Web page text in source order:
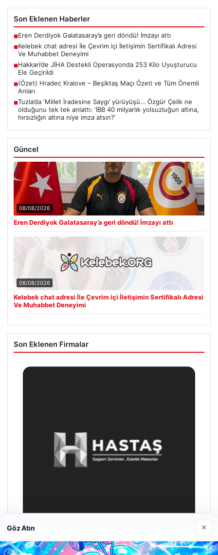
Son Eklenen Haberler
■Eren Derdiyok Galatasaray’a geri döndü! İmzayı attı
■Kelebek chat adresi İle Çevrim içi İletişimin Sertifikalı Adresi
Ve Muhabbet Deneyimi
■Hakkari’de JİHA Destekli Operasyonda 253 Kilo Uyuşturucu
Ele Geçirildi
■(Özet) Hradec Kralove – Beşiktaş Maçı Özeti ve Tüm Önemli
Anları
■Tuzla’da ‘Millet İradesine Saygı’ yürüyüşü… Özgür Çelik ne
olduğunu tek tek anlattı: ‘İBB 40 milyarlık yolsuzluğun altına,
hırsızlığın altına niye imza atsın?’
Güncel
08/08/2026
Eren Derdiyok Galatasaray’a geri döndü! İmzayı attı
08/08/2026
Kelebek chat adresi İle Çevrim içi İletişimin Sertifikalı Adresi
Ve Muhabbet Deneyimi
Son Eklenen Firmalar
Göz Atın ×